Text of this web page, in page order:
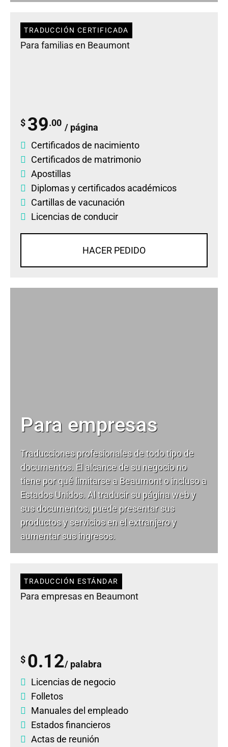
TRADUCCIÓN CERTIFICADA
Para familias en Beaumont
$ 39.00 / página
Certificados de nacimiento
Certificados de matrimonio
Apostillas
Diplomasycertificados académicos
Cartillas de vacunación
Licencias de conducir
HACER PEDIDO
Para empresas
Traducciones profesionales de todo tipo de
documentos. El alcance de su negocio no
tiene por qué limitarse a Beaumont o incluso a
Estados Unidos. Al traducir su página web y
sus documentos, puede presentar sus
productos y servicios en el extranjero y
aumentar sus ingresos.
TRADUCCIÓN ESTÁNDAR
Para empresas en Beaumont
$ 0.12/ palabra
Licencias de negocio
Folletos
Manuales del empleado
Estados financieros
Actas de reunión